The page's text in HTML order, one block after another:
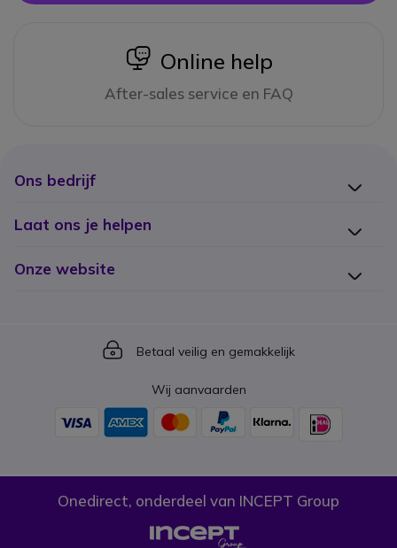
icon
Online help
After-sales service en FAQ
Ons bedrijf
Laat ons je helpen
Onze website
Icon
Betaal veilig en gemakkelijk
Wij aanvaarden
Onedirect, onderdeel van INCEPT Group